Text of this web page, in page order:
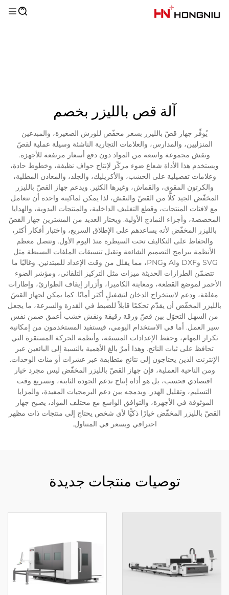
آلة قص بالليزر بخصم
يُوفِّر جهاز قصّ بالليزر بسعر مخفّض للورش الصغيرة، والمبدعين
المنزليين، والمدارس، والعلامات التجارية الناشئة وسيلة عملية لقصّ
ونقش مجموعة واسعة من المواد دون دفع أسعار مرتفعة للأجهزة.
ويستخدم هذا الأداة شعاع ضوء مركّز لإنتاج حواف نظيفة، وخطوط حادة،
وعلامات تفصيلية على الخشب، والأكريليك، والجلد، والمعادن المطلية،
والكرتون المقوى، والقماش، وغيرها الكثير. ويدعم جهاز القصّ بالليزر
المخفّض الجيد كلًّا من القصّ والنقش، لذا يمكن لماكينة واحدة أن تتعامل
مع لافتات المنتجات، وقطع التغليف الداخلية، والمنتجات اليدوية، والهدايا
المخصصة، وأجزاء النماذج الأولية. ويختار العديد من المشترين جهاز القصّ
بالليزر المخفّض لأنه يساعدهم على الإطلاق السريع، واختبار أفكار أكثر،
والحفاظ على التكاليف تحت السيطرة منذ اليوم الأول. وتتصل معظم
الأنظمة ببرامج التصميم الشائعة وتقبل تنسيقات الملفات البسيطة مثل
SVG وDXF وAI وPNG، مما يقلل من وقت الإعداد للمبتدئين. وغالبًا ما
تتضمّن الطرازات الحديثة ميزات مثل التركيز التلقائي، ومؤشر الضوء
الأحمر لموضع القطعة، ومعاينة الكاميرا، وأزرار إيقاف الطوارئ، وإطارات
مغلقة، ودعم لاستخراج الدخان لتشغيلٍ أكثر أمانًا. كما يمكن لجهاز القصّ
بالليزر المخفّض أن يقدّم تحكمًا قابلاً للضبط في القدرة والسرعة، ما يجعل
من السهل التحوّل بين قصّ ورقة رقيقة ونقش خشب أعمق ضمن نفس
سير العمل. أما في الاستخدام اليومي، فيستفيد المستخدمون من إمكانية
تكرار المهام، وحفظ الإعدادات المسبقة، وأنظمة الحركة المستقرة التي
تحافظ على ثبات الناتج. وهذا أمرٌ بالغ الأهمية بالنسبة إلى البائعين عبر
الإنترنت الذين يحتاجون إلى نتائج متطابقة عبر عشرات أو مئات الوحدات.
ومن الناحية العملية، فإن جهاز القصّ بالليزر المخفّض ليس مجرد خيار
اقتصادي فحسب، بل هو أداة إنتاج تدعم الجودة الثابتة، وتسريع وقت
التسليم، وتقليل الهدر. وبدمجه بين دعم البرمجيات المفيدة، والمزايا
الموثوقة في الأجهزة، والتوافق الواسع مع مختلف المواد، يصبح جهاز
القصّ بالليزر المخفّض خيارًا ذكيًّا لأي شخص يحتاج إلى منتجات ذات مظهر
احترافي وبسعر في المتناول.
توصيات منتجات جديدة